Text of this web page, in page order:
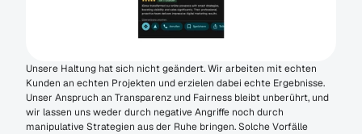
Unsere Haltung hat sich nicht geändert. Wir arbeiten mit echten
Kunden an echten Projekten und erzielen dabei echte Ergebnisse.
Unser Anspruch an Transparenz und Fairness bleibt unberührt, und
wir lassen uns weder durch negative Angriffe noch durch
manipulative Strategien aus der Ruhe bringen. Solche Vorfälle